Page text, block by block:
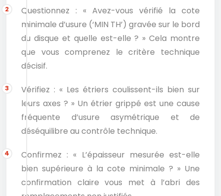
Questionnez : « Avez-vous vérifié la cote
minimale d’usure (‘MIN TH’) gravée sur le bord
du disque et quelle est-elle ? » Cela montre
que vous comprenez le critère technique
décisif.
Vérifiez : « Les étriers coulissent-ils bien sur
leurs axes ? » Un étrier grippé est une cause
fréquente d’usure asymétrique et de
déséquilibre au contrôle technique.
Confirmez : « L’épaisseur mesurée est-elle
bien supérieure à la cote minimale ? » Une
confirmation claire vous met à l’abri des